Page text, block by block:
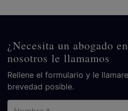
¿Necesita un abogado
nosotros le llamamos
Rellene el formulario y le
brevedad posible.